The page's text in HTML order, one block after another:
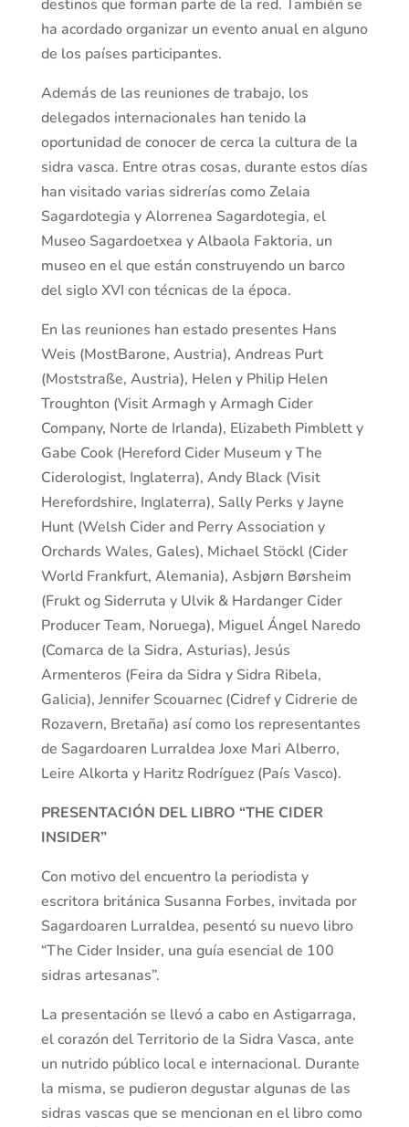
destinos que forman parte de la red. También se
ha acordado organizar un evento anual en alguno
de los países participantes.
Además de las reuniones de trabajo, los
delegados internacionales han tenido la
oportunidad de conocer de cerca la cultura de la
sidra vasca. Entre otras cosas, durante estos días
han visitado varias sidrerías como Zelaia
Sagardotegia y Alorrenea Sagardotegia, el
Museo Sagardoetxea y Albaola Faktoria, un
museo en el que están construyendo un barco
del siglo XVI con técnicas de la época.
En las reuniones han estado presentes Hans
Weis (MostBarone, Austria), Andreas Purt
(Moststraße, Austria), Helen y Philip Helen
Troughton (Visit Armagh y Armagh Cider
Company, Norte de Irlanda), Elizabeth Pimblett y
Gabe Cook (Hereford Cider Museum y The
Ciderologist, Inglaterra), Andy Black (Visit
Herefordshire, Inglaterra), Sally Perks y Jayne
Hunt (Welsh Cider and Perry Association y
Orchards Wales, Gales), Michael Stöckl (Cider
World Frankfurt, Alemania), Asbjørn Børsheim
(Frukt og Siderruta y Ulvik & Hardanger Cider
Producer Team, Noruega), Miguel Ángel Naredo
(Comarca de la Sidra, Asturias), Jesús
Armenteros (Feira da Sidra y Sidra Ribela,
Galicia), Jennifer Scouarnec (Cidref y Cidrerie de
Rozavern, Bretaña) así como los representantes
de Sagardoaren Lurraldea Joxe Mari Alberro,
Leire Alkorta y Haritz Rodríguez (País Vasco).
PRESENTACIÓN DEL LIBRO “THE CIDER
INSIDER”
Con motivo del encuentro la periodista y
escritora británica Susanna Forbes, invitada por
Sagardoaren Lurraldea, pesentó su nuevo libro
“The Cider Insider, una guía esencial de 100
sidras artesanas”.
La presentación se llevó a cabo en Astigarraga,
el corazón del Territorio de la Sidra Vasca, ante
un nutrido público local e internacional. Durante
la misma, se pudieron degustar algunas de las
sidras vascas que se mencionan en el libro como